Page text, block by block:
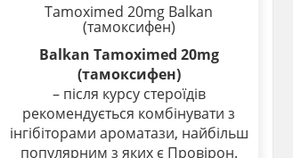
Tamoximed 20mg Balkan
(тамоксифен)
Balkan Tamoximed 20mg
(тамоксифен)
– після курсу стероїдів
рекомендується комбінувати з
інгібіторами ароматази, найбільш
популярним з яких є Провірон.